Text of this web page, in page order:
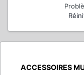
ACCESSOIRES